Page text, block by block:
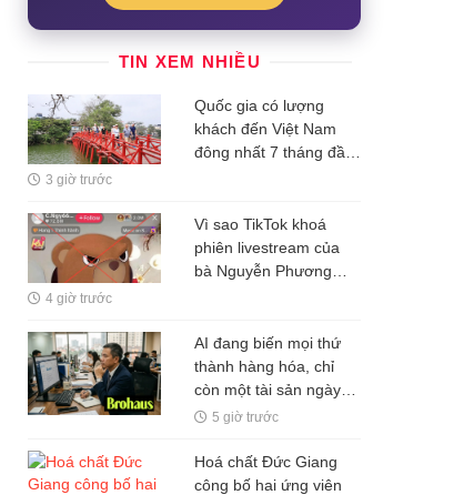
TIN XEM NHIỀU
Quốc gia có lượng
khách đến Việt Nam
đông nhất 7 tháng đầu
Ấn Độ
3 giờ trước
Vì sao TikTok khoá
phiên livestream của
bà Nguyễn Phương
4 giờ trước
AI đang biến mọi thứ
thành hàng hóa, chỉ
còn một tài sản ngày
càng đắt giá: Não bộ
5 giờ trước
Hoá chất Đức Giang
công bố hai ứng viên